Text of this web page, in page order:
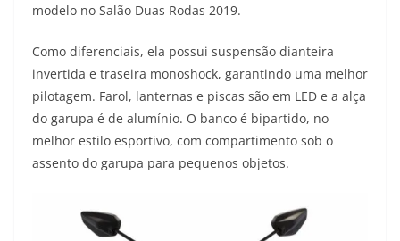
modelo no Salão Duas Rodas 2019.
Como diferenciais, ela possui suspensão dianteira
invertida e traseira monoshock, garantindo uma melhor
pilotagem. Farol, lanternas e piscas são em LED e a alça
do garupa é de alumínio. O banco é bipartido, no
melhor estilo esportivo, com compartimento sob o
assento do garupa para pequenos objetos.